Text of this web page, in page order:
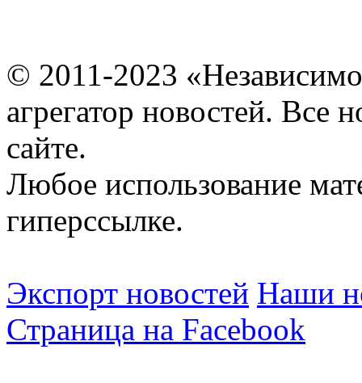
© 2011-2023
агрегатор новостей. Все
сайте.
Любое использование
гиперссылке.
Экспорт новостей Наши
Страница на Facebook